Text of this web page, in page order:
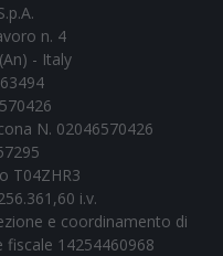
n. 4
- Italy
N. 02046570426
T04ZHR3
i.v.
e coordinamento di
fiscale 14254460968